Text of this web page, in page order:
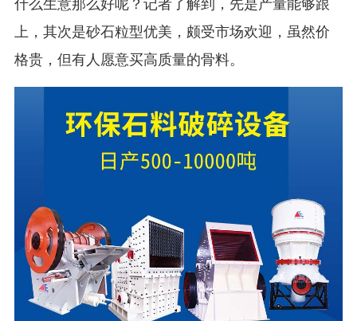
上，其次是砂石粒型优美，颇受市场欢迎，虽然价
格贵，但有人愿意买高质量的骨料。